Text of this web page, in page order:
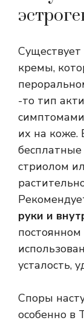
Существует
кремы,
-то тип
их на
стриолом
руки и
усталость,
Споры
особенно в